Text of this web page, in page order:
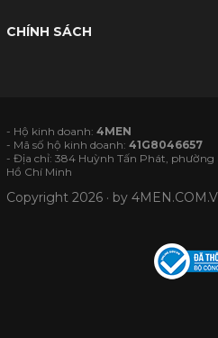
CHÍNH SÁCH
- Hộ kinh doanh:4MEN
- Mã số hộ kinh doanh:41G8046657
- Địa chỉ: 384 Huỳnh Tấn Phát, phường
Hồ Chí Minh
Copyright 2026 · by